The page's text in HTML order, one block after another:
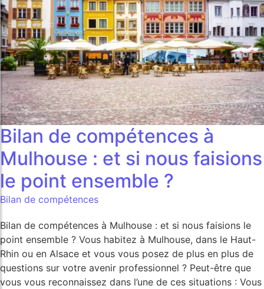
Bilan de compétences à
Mulhouse : et si nous faisions
le point ensemble ?
Bilan de compétences
Bilan de compétences à Mulhouse : et si nous faisions le
point ensemble ? Vous habitez à Mulhouse, dans le Haut-
Rhin ou en Alsace et vous vous posez de plus en plus de
questions sur votre avenir professionnel ? Peut-être que
vous vous reconnaissez dans l’une de ces situations : Vous